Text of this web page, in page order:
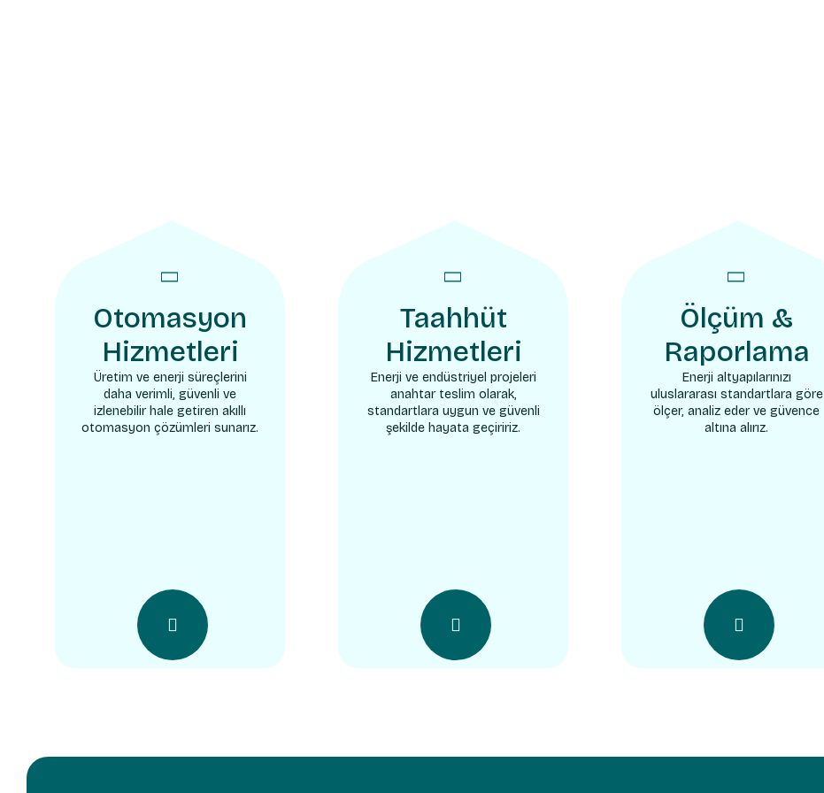
Otomasyon
Hizmetleri
Üretim ve enerji süreçlerini
daha verimli, güvenli ve
izlenebilir hale getiren akıllı
otomasyon çözümleri sunarız.
Taahhüt
Hizmetleri
Enerji ve endüstriyel projeleri
anahtar teslim olarak,
standartlara uygun ve güvenli
şekilde hayata geçiririz.
Ölçüm &
Raporlama
Enerji altyapılarınızı
uluslararası standartlara göre
ölçer, analiz eder ve güvence
altına alırız.